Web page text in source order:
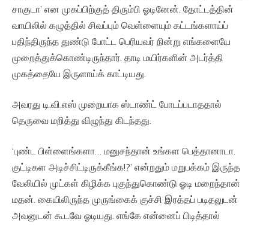
சாகுடா’ என முகப்பிற்குத் திரும்பி ஓடினேன். தோட்டத்தின்
வாயிலில் கழுத்தில் சிவப்பும் வெள்ளையும் கட்டங்களாய்ப்
பதிந்திருந்த துண்டு போட்ட பெரியவர் நின்று எங்களையே
முறைத்துக்கொண்டிருந்தார். தாடி மயிர்களின் அடர்த்தி
முகத்தையே இருளாய்க் காட்டியது.
அவரது டி.வி.எஸ் முறையாக ஸ்டாண்ட் போடப்படாததால்
தெருவை மறித்து விழுந்து கிடந்தது.
‘புண்ட பிள்ளைங்களா… மனுசந்தான் உங்கள பெத்தானாடா.
குட்டிகள அடிச்சிட்டிருக்கீங்க!?’ என்றதும் மறுபக்கம் இருந்த
வேலியில் முட்கள் கிழிக்க புகுந்துகொண்டு ஓடி மறைந்தான்
மதன். கையிலிருந்த முருங்கைக் குச்சி இரத்தப் படிதலுடன்
அவனுடன் கூடவே ஓடியது. எங்கே என்னைப் பிடித்தால்